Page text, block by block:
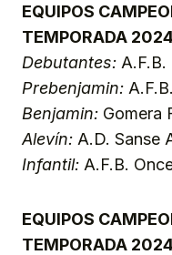
EQUIPOS
TEMPORADA
Debutantes:
Prebenjamin:
Benjamin: Gomera
Alevín: A.D. Sanse
Infantil: A.F.B.
EQUIPOS
TEMPORADA